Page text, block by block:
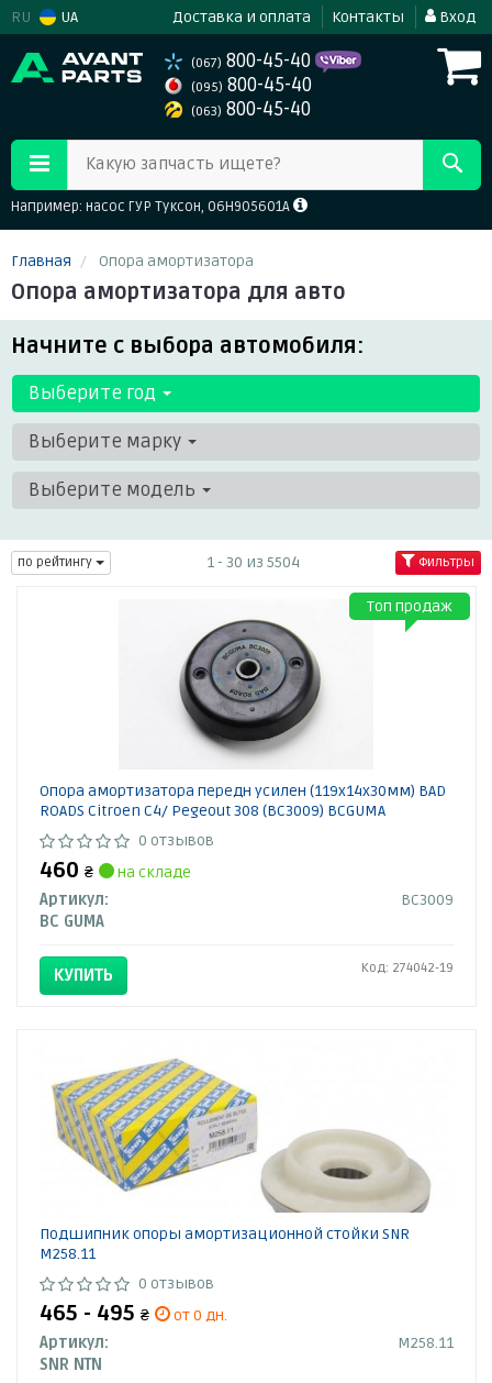
RU UA Доставка и оплата Контакты Вход
(067) 800-45-40
(095) 800-45-40
(063) 800-45-40
Какую запчасть ищете?
Например: насос ГУР Туксон, 06H905601A
Главная Опора амортизатора
Опора амортизатора для авто
Начните с выбора автомобиля:
Выберите год
Выберите марку
Выберите модель
по рейтингу 1 - 30 из 5504 Фильтры
Опора амортизатора передн усилен (119х14х30мм) BAD
ROADS Citroen C4/ Pegeout 308 (BC3009) BCGUMA
0 отзывов
460 ₴
на складе
Артикул:
BC3009
BC GUMA
КУПИТЬ Код: 274042-19
Топ продаж
Подшипник опоры амортизационной стойки SNR
M258.11
0 отзывов
465 - 495 ₴
от 0 дн.
Артикул:
M258.11
SNR NTN